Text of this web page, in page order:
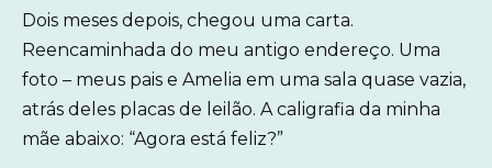
Dois meses depois, chegou uma carta.
Reencaminhada do meu antigo endereço. Uma
foto – meus pais e Amelia em uma sala quase vazia,
atrás deles placas de leilão. A caligrafia da minha
mãe abaixo: “Agora está feliz?”